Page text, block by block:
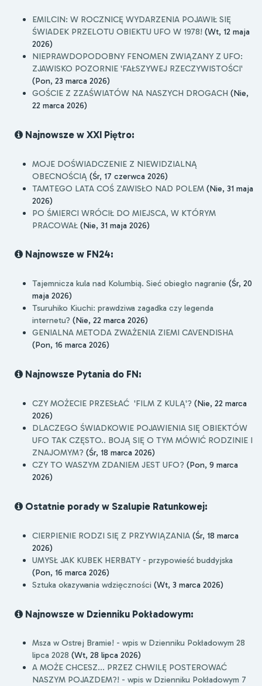
EMILCIN: W ROCZNICĘ WYDARZENIA POJAWIŁ SIĘ
ŚWIADEK PRZELOTU OBIEKTU UFO W 1978! (Wt, 12 maja
2026)
NIEPRAWDOPODOBNY FENOMEN ZWIĄZANY Z UFO:
ZJAWISKO POZORNIE 'FAŁSZYWEJ RZECZYWISTOŚCI'
(Pon, 23 marca 2026)
GOŚCIE Z ZZAŚWIATÓW NA NASZYCH DROGACH (Nie,
22 marca 2026)
Najnowsze w XXI Piętro:
MOJE DOŚWIADCZENIE Z NIEWIDZIALNĄ
OBECNOŚCIĄ (Śr, 17 czerwca 2026)
TAMTEGO LATA COŚ ZAWISŁO NAD POLEM (Nie, 31 maja
2026)
PO ŚMIERCI WRÓCIŁ DO MIEJSCA, W KTÓRYM
PRACOWAŁ (Nie, 31 maja 2026)
Najnowsze w FN24:
Tajemnicza kula nad Kolumbią. Sieć obiegło nagranie (Śr, 20
maja 2026)
Tsuruhiko Kiuchi: prawdziwa zagadka czy legenda
internetu? (Nie, 22 marca 2026)
GENIALNA METODA ZWAŻENIA ZIEMI CAVENDISHA
(Pon, 16 marca 2026)
Najnowsze Pytania do FN:
CZY MOŻECIE PRZESŁAĆ 'FILM Z KULĄ'? (Nie, 22 marca
2026)
DLACZEGO ŚWIADKOWIE POJAWIENIA SIĘ OBIEKTÓW
UFO TAK CZĘSTO.. BOJĄ SIĘ O TYM MÓWIĆ RODZINIE I
ZNAJOMYM? (Śr, 18 marca 2026)
CZY TO WASZYM ZDANIEM JEST UFO? (Pon, 9 marca
2026)
Ostatnie porady w Szalupie Ratunkowej:
CIERPIENIE RODZI SIĘ Z PRZYWIĄZANIA (Śr, 18 marca
2026)
UMYSŁ JAK KUBEK HERBATY - przypowieść buddyjska
(Pon, 16 marca 2026)
Sztuka okazywania wdzięczności (Wt, 3 marca 2026)
Najnowsze w Dzienniku Pokładowym:
Msza w Ostrej Bramie! - wpis w Dzienniku Pokładowym 28
lipca 2028 (Wt, 28 lipca 2026)
A MOŻE CHCESZ... PRZEZ CHWILĘ POSTEROWAĆ
NASZYM POJAZDEM?! - wpis w Dzienniku Pokładowym 7